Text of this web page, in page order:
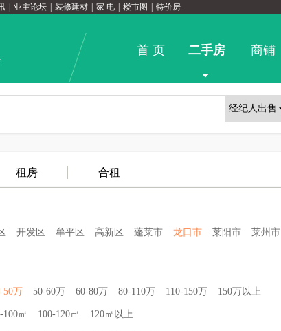
业主论坛 装修建材 家 电 楼市图 特价房
首 页 二手房 商铺
租房 合租
开发区 牟平区 高新区 蓬莱市 龙口市 莱阳市 莱州市
50万 50-60万 60-80万 80-110万 110-150万 150万以上
100㎡ 100-120㎡ 120㎡以上